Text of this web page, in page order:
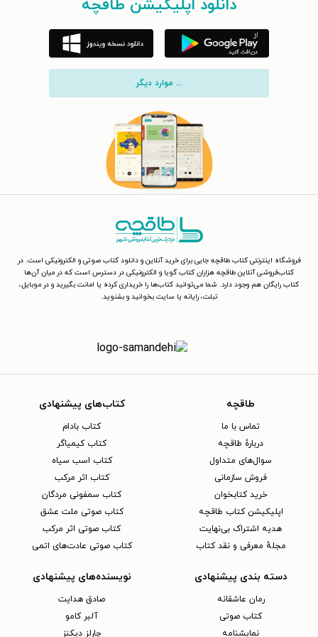
دانلود اپلیکیشن طاقچه
... موارد دیگر
فروشگاه اینترنتی کتاب طاقچه جایی برای خرید آنلاین و دانلود کتاب صوتی و الکترونیکی است. در
کتاب‌فروشی آنلاین طاقچه هزاران کتاب گویا و الکترونیکی در دسترس است که در میان آن‌ها
کتاب رایگان هم وجود دارد. شما می‌توانید کتاب‌ها را خریداری کرده یا امانت بگیرید و در موبایل،
تبلت، رایانه یا سایت بخوانید و بشنوید.
طاقچه
تماس با ما
دربارهٔ طاقچه
سوال‌های متداول
فروش سازمانی
خرید کتابخوان
اپلیکیشن کتاب طاقچه
هدیه اشتراک بی‌نهایت
مجلهٔ معرفی و نقد کتاب
کتاب‌های پیشنهادی
کتاب بادام
کتاب کیمیاگر
کتاب اسب سیاه
کتاب اثر مرکب
کتاب سمفونی مردگان
کتاب صوتی ملت عشق
کتاب صوتی اثر مرکب
کتاب صوتی عادت‌های اتمی
دسته بندی پیشنهادی
رمان عاشقانه
کتاب‌ صوتی
نمایشنامه
نویسنده‌های پیشنهادی
صادق هدایت
آلبر کامو
چارلز دیکنز